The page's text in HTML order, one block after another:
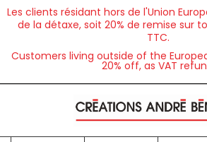
Les clients résidant hors de l'Union
de la détaxe, soit 20% de remise sur
TTC.
Customers living outside of the
20% off, as VAT